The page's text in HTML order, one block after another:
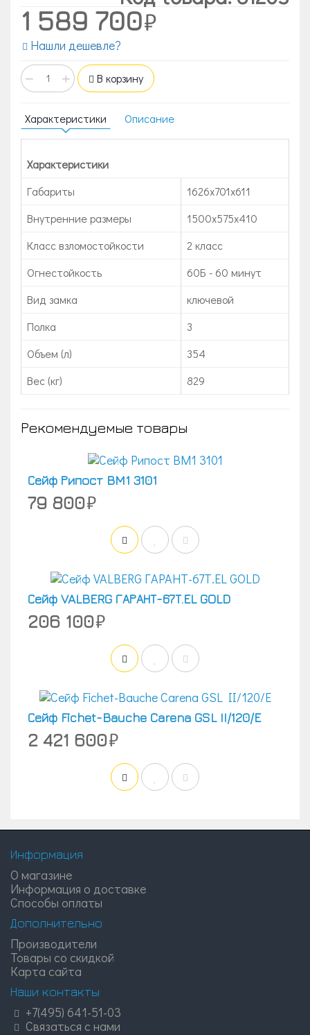
1 589 700
Нашли дешевле?
− + В корзину
Характеристики Описание
Характеристики
Габариты
1626x701x611
Внутренние размеры
1500x575x410
Класс взломостойкости
2 класс
Огнестойкость
60Б - 60 минут
Вид замка
ключевой
Полка
3
Объем (л)
354
Вес (кг)
829
Рекомендуемые товары
Сейф Рипост BM1 3101
79 800
Сейф VALBERG ГАРАНТ-67Т.EL GOLD
206 100
Сейф Fichet-Bauche Carena GSL II/120/E
2 421 600
Информация
О магазине
Информация о доставке
Способы оплаты
Дополнительно
Производители
Товары со скидкой
Карта сайта
Наши контакты
+7(495) 641-51-03
Связаться с нами